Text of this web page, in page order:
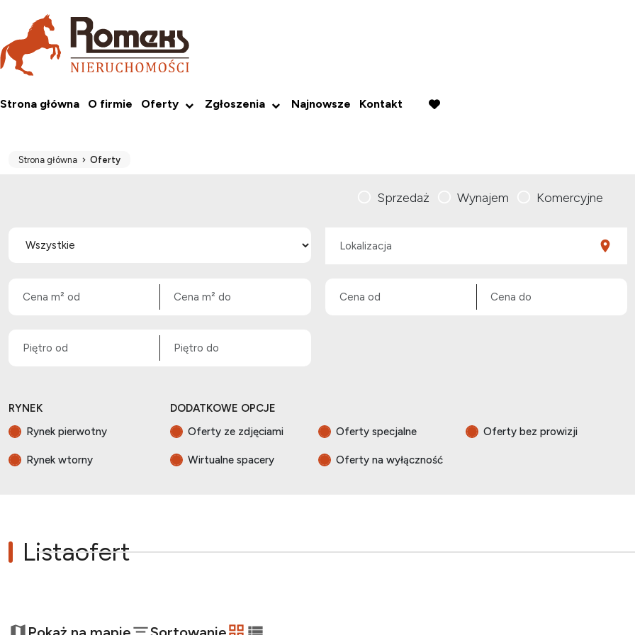
Strona główna O firmie Oferty Zgłoszenia Najnowsze Kontakt
favorite
Strona główna Oferty
Sprzedaż Wynajem Komercyjne
RYNEK
Rynek pierwotny
Rynek wtorny
DODATKOWE OPCJE
Oferty ze zdjęciami
Oferty specjalne Oferty bez prowizji
Wirtualne spacery Oferty na wyłączność
Listaofert